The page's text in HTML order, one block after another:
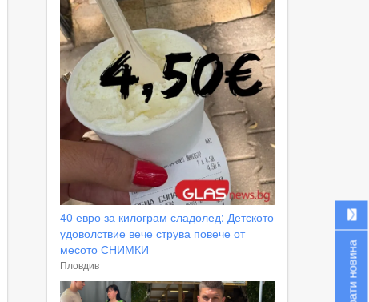
40 евро за килограм сладолед: Детското
удоволствие вече струва повече от
месото СНИМКИ
Пловдив Изпрати новина